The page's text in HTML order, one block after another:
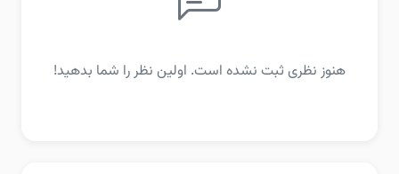
هنوز نظری ثبت نشده است. اولین نظر را شما بدهید!